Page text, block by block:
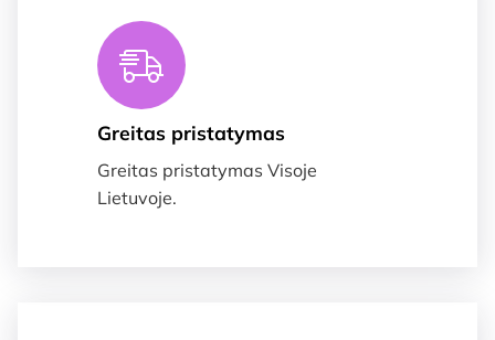
Greitas pristatymas
Greitas pristatymas Visoje
Lietuvoje.